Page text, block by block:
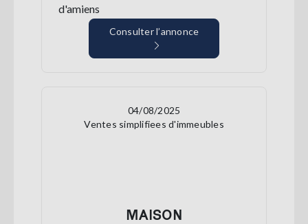
d'amiens
Consulter l’annonce
04/08/2025
Ventes simplifiees d'immeubles
MAISON